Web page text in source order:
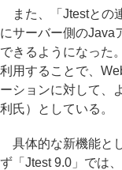
また、「Jtestとの
にサーバー側のJava
できるようになった
利用することで、
ーションに対して、
利氏）としている。
具体的な新機能と
ず「Jtest 9.0」では